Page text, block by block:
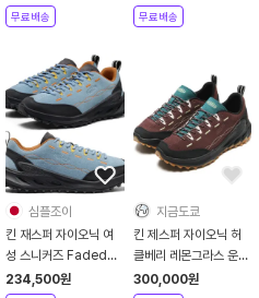
무료배송
1032122
무료배송
심플조이
킨 재스퍼 자이오닉 여
성 스니커즈 Faded
Denim/Magnet
234,500원
지금도쿄
킨 제스퍼 자이오닉 허
클베리 레몬그라스 운동
화 1032648
300,000원